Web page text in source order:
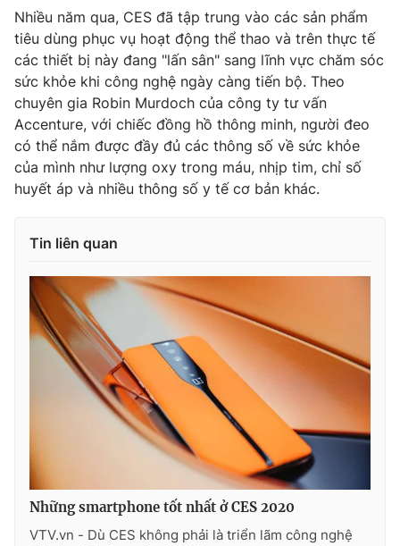
Nhiều năm qua, CES đã tập trung vào các sản phẩm
tiêu dùng phục vụ hoạt động thể thao và trên thực tế
các thiết bị này đang "lấn sân" sang lĩnh vực chăm sóc
sức khỏe khi công nghệ ngày càng tiến bộ. Theo
chuyên gia Robin Murdoch của công ty tư vấn
Accenture, với chiếc đồng hồ thông minh, người đeo
có thể nắm được đầy đủ các thông số về sức khỏe
của mình như lượng oxy trong máu, nhịp tim, chỉ số
huyết áp và nhiều thông số y tế cơ bản khác.
Tin liên quan
Những smartphone tốt nhất ở CES 2020
VTV.vn - Dù CES không phải là triển lãm công nghệ